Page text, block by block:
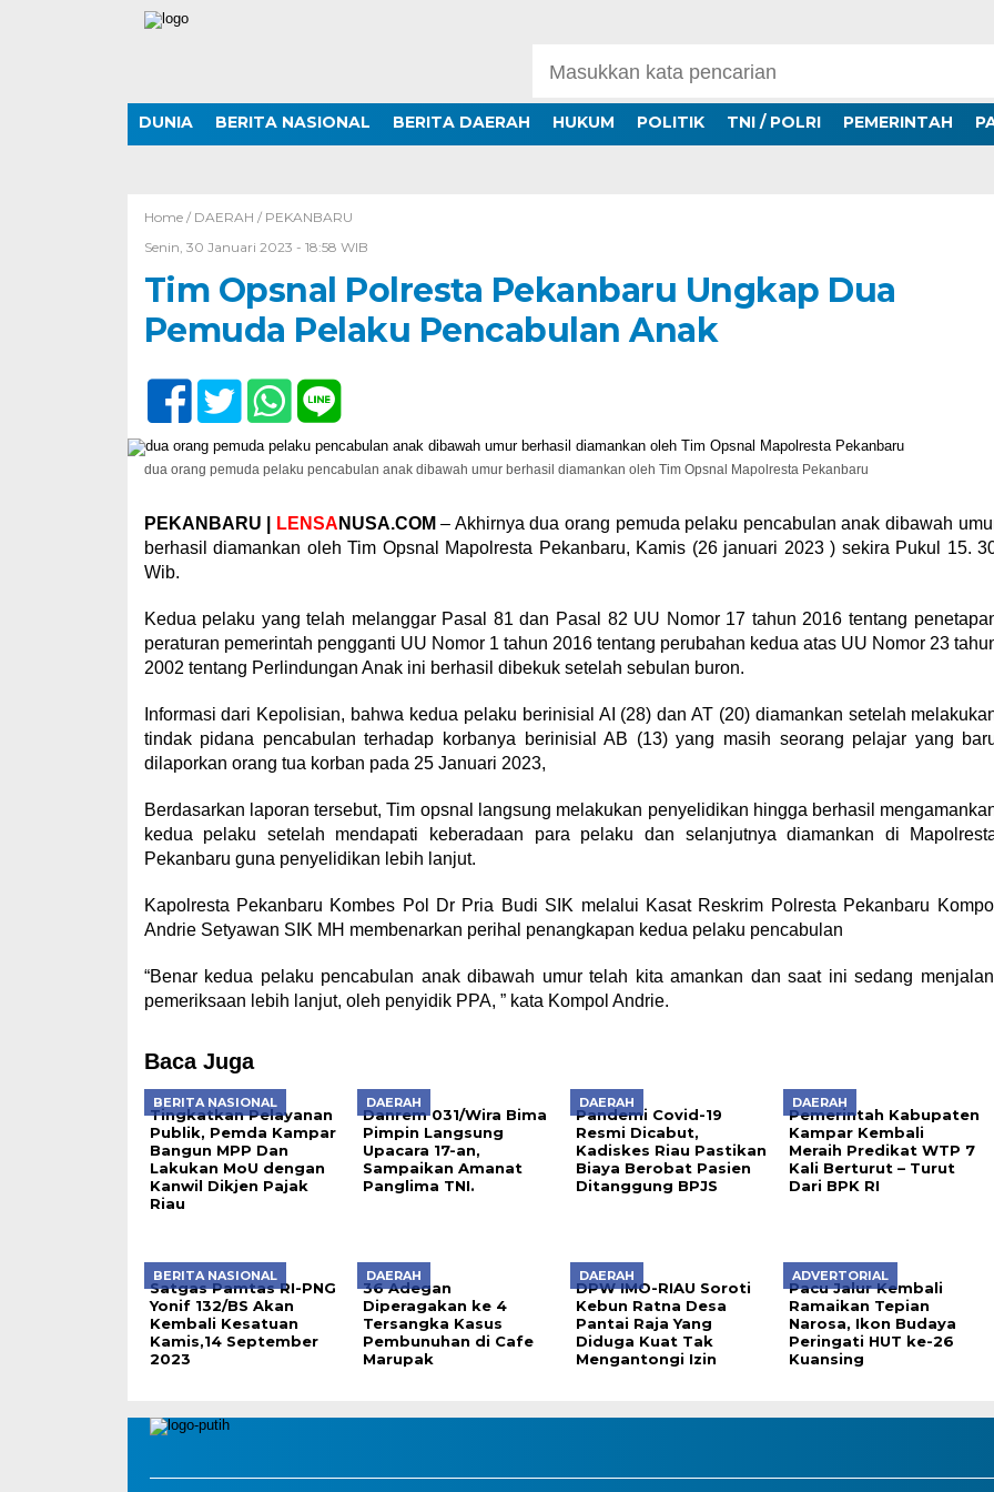
DUNIA BERITA NASIONAL BERITA DAERAH HUKUM POLITIK TNI / POLRI PEMERINTAH
Home / DAERAH / PEKANBARU
Senin, 30 Januari 2023 - 18:58 WIB
Tim Opsnal Polresta Pekanbaru Ungkap Dua
Pemuda Pelaku Pencabulan Anak
dua orang pemuda pelaku pencabulan anak dibawah umur berhasil diamankan oleh Tim Opsnal Mapolresta Pekanbaru
PEKANBARU | LENSA NUSA.COM – Akhirnya dua orang pemuda pelaku pencabulan anak dibawah
berhasil diamankan oleh Tim Opsnal Mapolresta Pekanbaru, Kamis (26 januari 2023 ) sekira Pukul 15.
Wib.
Kedua pelaku yang telah melanggar Pasal 81 dan Pasal 82 UU Nomor 17 tahun 2016 tentang
peraturan pemerintah pengganti UU Nomor 1 tahun 2016 tentang perubahan kedua atas UU Nomor 23
2002 tentang Perlindungan Anak ini berhasil dibekuk setelah sebulan buron.
Informasi dari Kepolisian, bahwa kedua pelaku berinisial AI (28) dan AT (20) diamankan setelah
tindak pidana pencabulan terhadap korbanya berinisial AB (13) yang masih seorang pelajar yang
dilaporkan orang tua korban pada 25 Januari 2023,
Berdasarkan laporan tersebut, Tim opsnal langsung melakukan penyelidikan hingga berhasil
kedua pelaku setelah mendapati keberadaan para pelaku dan selanjutnya diamankan di
Pekanbaru guna penyelidikan lebih lanjut.
Kapolresta Pekanbaru Kombes Pol Dr Pria Budi SIK melalui Kasat Reskrim Polresta Pekanbaru Kompol
Andrie Setyawan SIK MH membenarkan perihal penangkapan kedua pelaku pencabulan
“Benar kedua pelaku pencabulan anak dibawah umur telah kita amankan dan saat ini sedang
pemeriksaan lebih lanjut, oleh penyidik PPA, ” kata Kompol Andrie.
Baca Juga
BERITA NASIONAL
Tingkatkan Pelayanan
Publik, Pemda Kampar
Bangun MPP Dan
Lakukan MoU dengan
Kanwil Dikjen Pajak
Riau
DAERAH
Danrem 031/Wira Bima
Pimpin Langsung
Upacara 17-an,
Sampaikan Amanat
Panglima TNI.
DAERAH
Pandemi Covid-19
Resmi Dicabut,
Kadiskes Riau Pastikan
Biaya Berobat Pasien
Ditanggung BPJS
DAERAH
Pemerintah Kabupaten
Kampar Kembali
Meraih Predikat WTP 7
Kali Berturut – Turut
Dari BPK RI
BERITA NASIONAL
Satgas Pamtas RI-PNG
Yonif 132/BS Akan
Kembali Kesatuan
Kamis,14 September
2023
DAERAH
36 Adegan
Diperagakan ke 4
Tersangka Kasus
Pembunuhan di Cafe
Marupak
DAERAH
DPW IMO-RIAU Soroti
Kebun Ratna Desa
Pantai Raja Yang
Diduga Kuat Tak
Mengantongi Izin
ADVERTORIAL
Pacu Jalur Kembali
Ramaikan Tepian
Narosa, Ikon Budaya
Peringati HUT ke-26
Kuansing